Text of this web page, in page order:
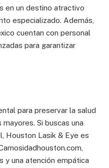
en un destino atractivo
especializado. Además,
cuentan con personal
para garantizar
para preservar la salud
Si buscas una
Houston Lasik & Eye es
una atención empática